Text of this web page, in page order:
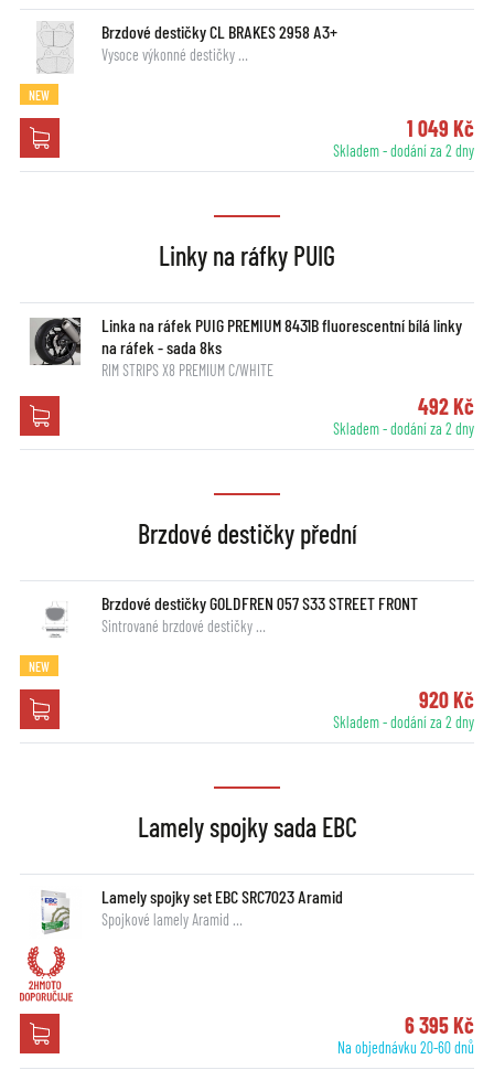
Brzdové destičky CL BRAKES 2958 A3+
Vysoce výkonné destičky …
NEW
1 049 Kč
Skladem - dodání za 2 dny
Linky na ráfky PUIG
Linka na ráfek PUIG PREMIUM 8431B fluorescentní bílá linky
na ráfek - sada 8ks
RIM STRIPS X8 PREMIUM C/WHITE
492 Kč
Skladem - dodání za 2 dny
Brzdové destičky přední
Brzdové destičky GOLDFREN 057 S33 STREET FRONT
Sintrované brzdové destičky …
NEW
920 Kč
Skladem - dodání za 2 dny
Lamely spojky sada EBC
Lamely spojky set EBC SRC7023 Aramid
Spojkové lamely Aramid …
6 395 Kč
Na objednávku 20-60 dnů